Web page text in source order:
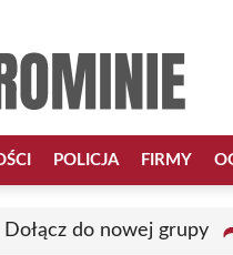
POLICJA FIRMY
Dołącz do nowej grupy